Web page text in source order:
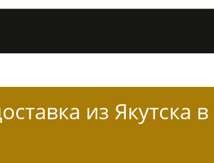
из Якутска в